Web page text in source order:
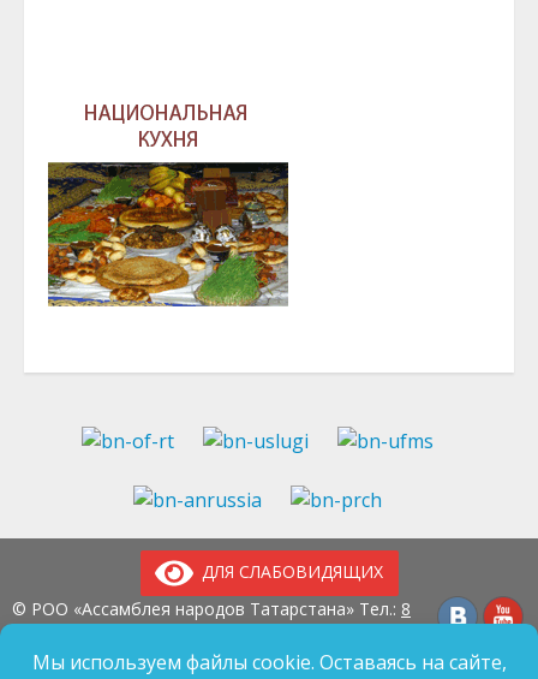
ДЛЯ СЛАБОВИДЯЩИХ
© РОО «Ассамблея народов Татарстана» Тел.: 8
ГБУ «Дом Дружбы народов Татарстана» Тел.:8
Мы используем файлы cookie. Оставаясь на сайте,